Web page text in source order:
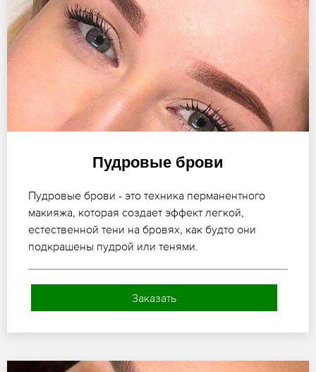
Пудровые брови
Пудровые брови - это техника перманентного
макияжа, которая создает эффект легкой,
естественной тени на бровях, как будто они
подкрашены пудрой или тенями.
Заказать